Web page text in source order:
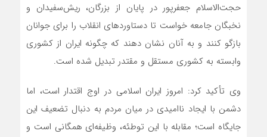
حجت‌الاسلام جعفرپور در پایان از بزرگان، ریش‌سفیدان و
نخبگان جامعه خواست تا دستاوردهای انقلاب را برای جوانان
بازگو کنند و به آنان نشان دهند که چگونه ایران از کشوری
وابسته به کشوری مستقل و مقتدر تبدیل شده است.
وی تأکید کرد: امروز ایران اسلامی در اوج اقتدار است، اما
دشمن با ایجاد ناامیدی در میان مردم به دنبال تضعیف این
جایگاه است؛ مقابله با این توطئه، وظیفه‌ای همگانی است و